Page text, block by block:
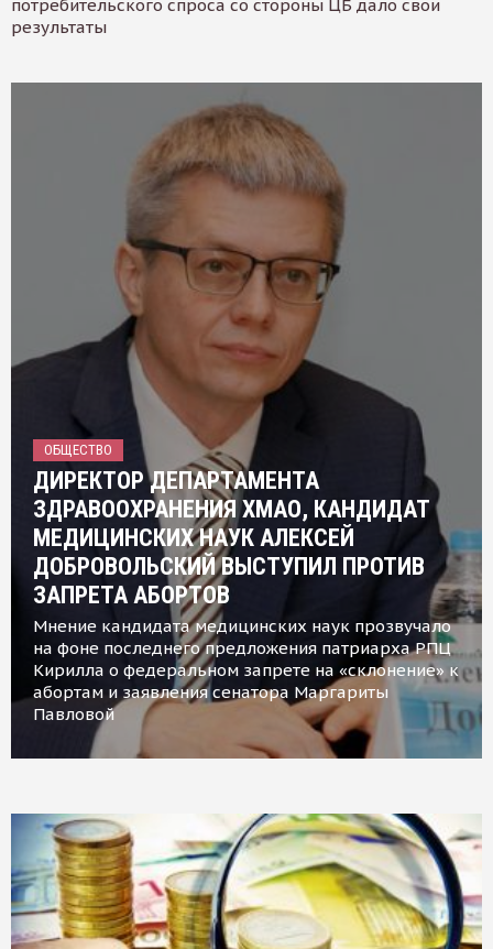
потребительского спроса со стороны ЦБ дало свои
результаты
ОБЩЕСТВО
ДИРЕКТОР ДЕПАРТАМЕНТА
ЗДРАВООХРАНЕНИЯ ХМАО, КАНДИДАТ
МЕДИЦИНСКИХ НАУК АЛЕКСЕЙ
ДОБРОВОЛЬСКИЙ ВЫСТУПИЛ ПРОТИВ
ЗАПРЕТА АБОРТОВ
Мнение кандидата медицинских наук прозвучало
на фоне последнего предложения патриарха РПЦ
Кирилла о федеральном запрете на «склонение» к
абортам и заявления сенатора Маргариты
Павловой